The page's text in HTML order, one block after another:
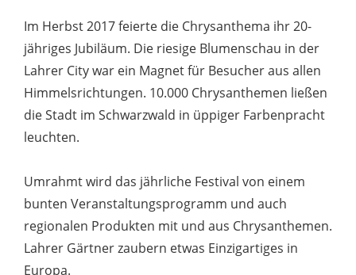
Im Herbst 2017 feierte die Chrysanthema ihr 20-
jähriges Jubiläum. Die riesige Blumenschau in der
Lahrer City war ein Magnet für Besucher aus allen
Himmelsrichtungen. 10.000 Chrysanthemen ließen
die Stadt im Schwarzwald in üppiger Farbenpracht
leuchten.
Umrahmt wird das jährliche Festival von einem
bunten Veranstaltungsprogramm und auch
regionalen Produkten mit und aus Chrysanthemen.
Lahrer Gärtner zaubern etwas Einzigartiges in
Europa.